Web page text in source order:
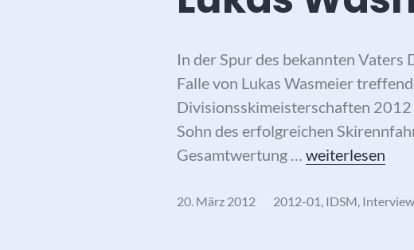
In der Spur des bekannten Vaters
Falle von Lukas Wasmeier
Divisionsskimeisterschaften 2012
Sohn des erfolgreichen
Gesamtwertung … Lukas
weiterlesen
20. März 2012 2012-01, IDSM, Interview